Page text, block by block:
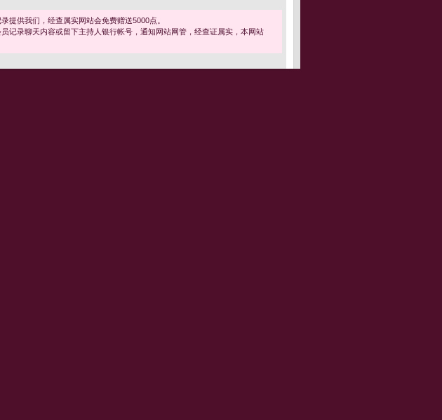
提供我们，经查属实网站会免费赠送5000点。
记录聊天内容或留下主持人银行帐号，通知网站网管，经查证属实，本网站